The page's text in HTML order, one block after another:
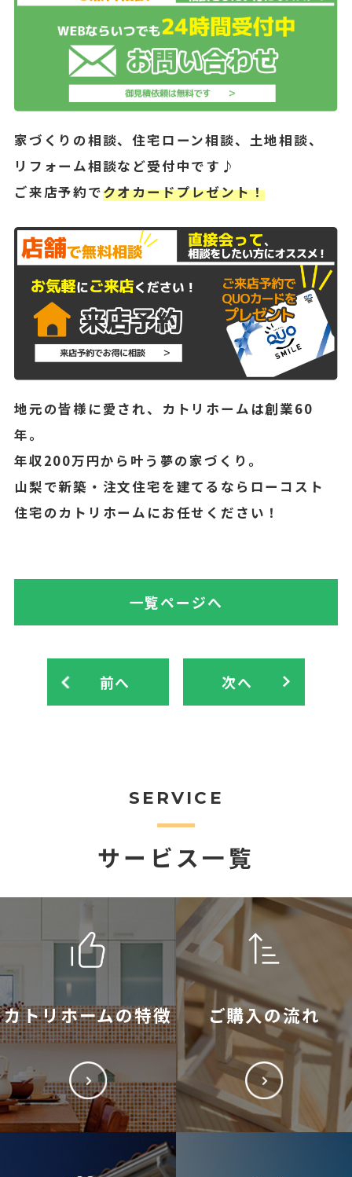
家づくりの相談、住宅ローン相談、土地相談、
リフォーム相談など受付中です♪
ご来店予約でクオカードプレゼント！
地元の皆様に愛され、カトリホームは創業60
年。
年収200万円から叶う夢の家づくり。
山梨で新築・注文住宅を建てるならローコスト
住宅のカトリホームにお任せください！
前へ
一覧ページへ
次へ
SERVICE
サービス一覧
カトリホームの特徴 ご購入の流れ